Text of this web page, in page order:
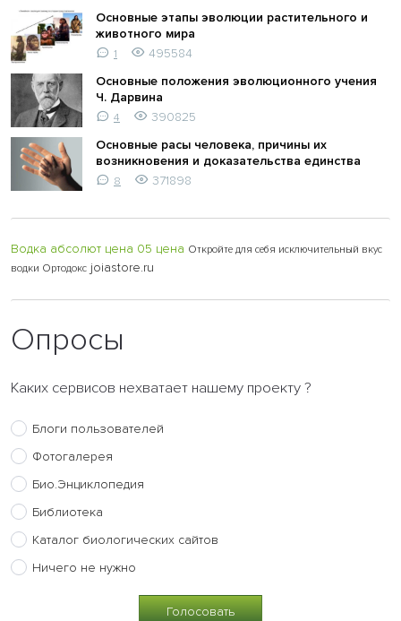
Основные этапы эволюции растительного и
животного мира
1
495584
Основные положения эволюционного учения
Ч. Дарвина
4
390825
Основные расы человека, причины их
возникновения и доказательства единства
8 371898
Водка абсолют цена 05 цена Откройте для себя исключительный вкус
водки Ортодокс joiastore.ru
Опросы
Каких сервисов нехватает нашему проекту ?
Блоги пользователей
Фотогалерея
Био.Энциклопедия
Библиотека
Каталог биологических сайтов
Ничего не нужно